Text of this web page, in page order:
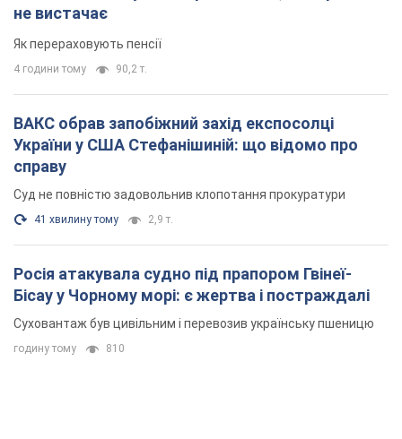
не вистачає
Як перераховують пенсії
4 години тому 90,2 т.
ВАКС обрав запобіжний захід експосолці
України у США Стефанішиній: що відомо про
справу
Суд не повністю задовольнив клопотання прокуратури
41 хвилину тому 2,9 т.
Росія атакувала судно під прапором Гвінеї-
Бісау у Чорному морі: є жертва і постраждалі
Суховантаж був цивільним і перевозив українську пшеницю
годину тому 810